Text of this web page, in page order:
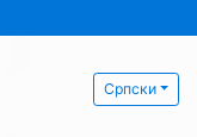
Српски